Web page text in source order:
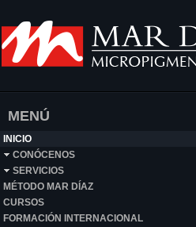
MENÚ
INICIO
CONÓCENOS
SERVICIOS
MÉTODO MAR DÍAZ
CURSOS
FORMACIÓN INTERNACIONAL